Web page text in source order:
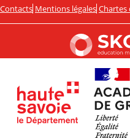
Contacts Mentions légales